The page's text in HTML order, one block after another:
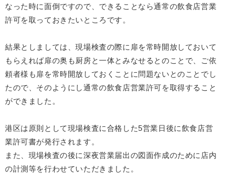
なった時に面倒ですので、できることなら通常の飲食店営業
許可を取っておきたいところです。
結果としましては、現場検査の際に扉を常時開放しておいて
もらえれば扉の奥も厨房と一体とみなせるとのことで、ご依
頼者様も扉を常時開放しておくことに問題ないとのことでし
たので、そのようにし通常の飲食店営業許可を取得すること
ができました。
港区は原則として現場検査に合格した5営業日後に飲食店営
業許可書が発行されます。
また、現場検査の後に深夜営業届出の図面作成のために店内
の計測等を行わせていただきました。